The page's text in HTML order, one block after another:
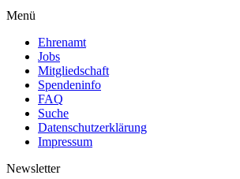
Menü
Ehrenamt
Jobs
Mitgliedschaft
Spendeninfo
FAQ
Suche
Datenschutzerklärung
Impressum
Newsletter